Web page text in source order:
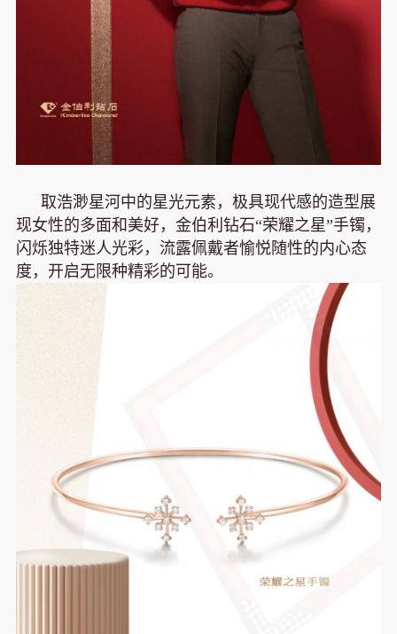
取浩渺星河中的星光元素，极具现代感的造型展
现女性的多面和美好，金伯利钻石“荣耀之星”手镯，
闪烁独特迷人光彩，流露佩戴者愉悦随性的内心态
度，开启无限种精彩的可能。